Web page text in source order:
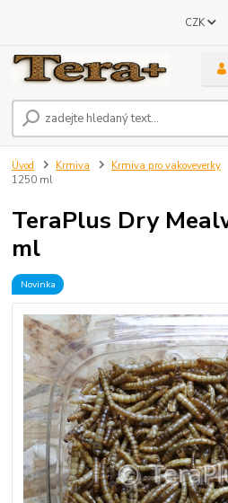
CZK
Úvod Krmiva Krmiva pro vakoveverky
1250 ml
TeraPlus Dry
ml
Novinka